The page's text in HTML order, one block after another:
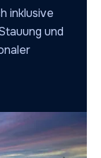
inklusive
und